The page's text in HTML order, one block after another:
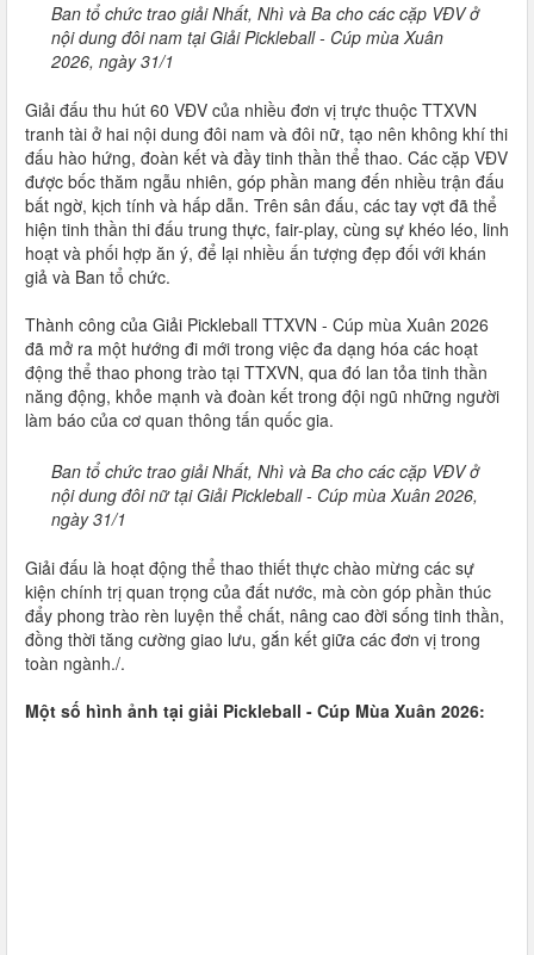
Ban tổ chức trao giải Nhất, Nhì và Ba cho các cặp VĐV ở
nội dung đôi nam tại Giải Pickleball - Cúp mùa Xuân
2026, ngày 31/1
Giải đấu thu hút 60 VĐV của nhiều đơn vị trực thuộc TTXVN
tranh tài ở hai nội dung đôi nam và đôi nữ, tạo nên không khí thi
đấu hào hứng, đoàn kết và đầy tinh thần thể thao. Các cặp VĐV
được bốc thăm ngẫu nhiên, góp phần mang đến nhiều trận đấu
bất ngờ, kịch tính và hấp dẫn. Trên sân đấu, các tay vợt đã thể
hiện tinh thần thi đấu trung thực, fair-play, cùng sự khéo léo, linh
hoạt và phối hợp ăn ý, để lại nhiều ấn tượng đẹp đối với khán
giả và Ban tổ chức.
Thành công của Giải Pickleball TTXVN - Cúp mùa Xuân 2026
đã mở ra một hướng đi mới trong việc đa dạng hóa các hoạt
động thể thao phong trào tại TTXVN, qua đó lan tỏa tinh thần
năng động, khỏe mạnh và đoàn kết trong đội ngũ những người
làm báo của cơ quan thông tấn quốc gia.
Ban tổ chức trao giải Nhất, Nhì và Ba cho các cặp VĐV ở
nội dung đôi nữ tại Giải Pickleball - Cúp mùa Xuân 2026,
ngày 31/1
Giải đấu là hoạt động thể thao thiết thực chào mừng các sự
kiện chính trị quan trọng của đất nước, mà còn góp phần thúc
đẩy phong trào rèn luyện thể chất, nâng cao đời sống tinh thần,
đồng thời tăng cường giao lưu, gắn kết giữa các đơn vị trong
toàn ngành./.
Một số hình ảnh tại giải Pickleball - Cúp Mùa Xuân 2026: